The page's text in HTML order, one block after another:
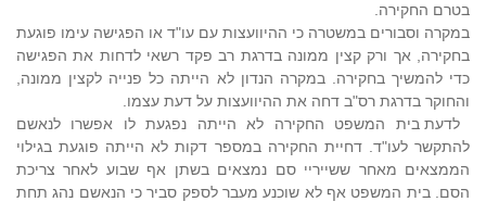
בטרם החקירה.
במקרה וסבורים במשטרה כי ההיוועצות עם עו"ד או הפגישה עימו פוגעת
בחקירה, אך ורק קצין ממונה בדרגת רב פקד רשאי לדחות את הפגישה
כדי להמשיך בחקירה. במקרה הנדון לא הייתה כל פנייה לקצין ממונה,
והחוקר בדרגת רס"ב דחה את ההיוועצות על דעת עצמו.
לדעת בית המשפט החקירה לא הייתה נפגעת לו אפשרו לנאשם
להתקשר לעו"ד. דחיית החקירה במספר דקות לא הייתה פוגעת בגילוי
הממצאים מאחר ששייריי סם נמצאים בשתן אף שבוע לאחר צריכת
הסם. בית המשפט אף לא שוכנע מעבר לספק סביר כי הנאשם נהג תחת